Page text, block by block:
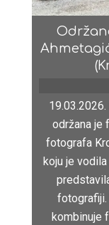
održana je
fotografa
koju je
fotografiji.
kombinuje